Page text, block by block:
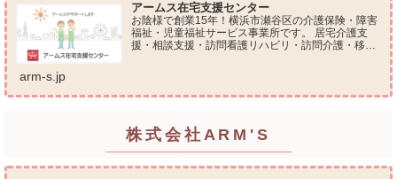
アームス在宅支援センター
お陰様で創業15年！横浜市瀬谷区の介護保険・障害
福祉・児童福祉サービス事業所です。 居宅介護支
援・相談支援・訪問看護リハビリ・訪問介護・移動
arm-s.jp
株式会社ARM'S